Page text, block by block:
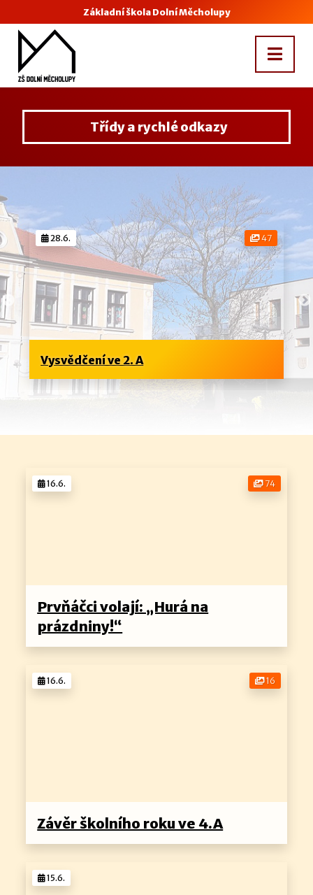
Základní škola Dolní Měcholupy
Třídy a rychlé odkazy
Vysvědčení ve 2. A
47
28.6.
Prvňáčci volají: „Hurá na
prázdniny!“
74
16.6.
Závěr školního roku ve 4.A
16
16.6.
15.6.